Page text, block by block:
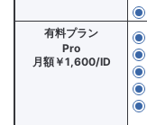
有料プラン
Pro
月額￥1,600/ID